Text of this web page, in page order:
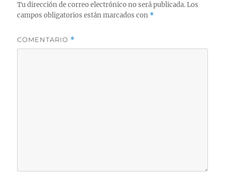
Tu dirección de correo electrónico no será publicada. Los
campos obligatorios están marcados con *
COMENTARIO *